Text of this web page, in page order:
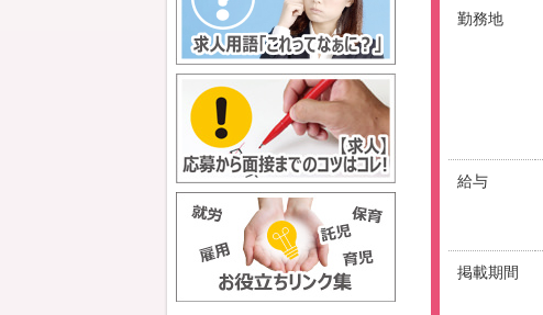
勤務地
給与
掲載期間